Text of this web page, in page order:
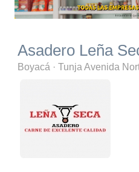
Asadero Leña
Boyacá ·Tunja Avenida